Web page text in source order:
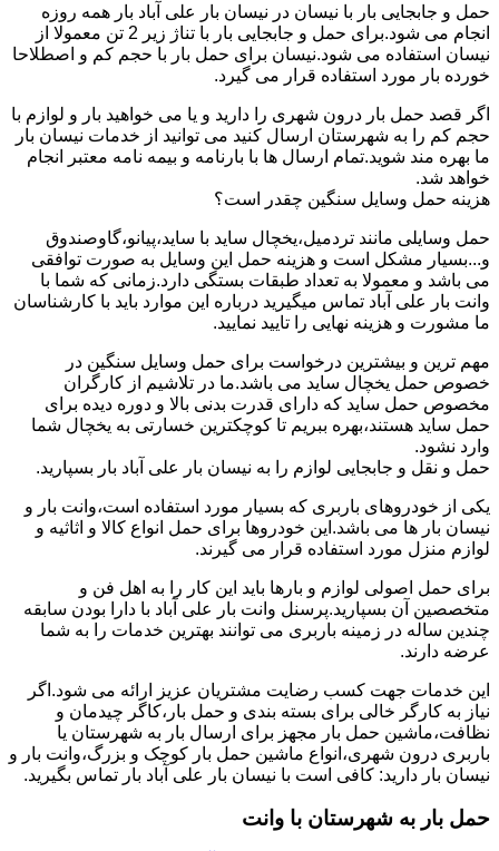
حمل و جابجایی بار با نیسان در نیسان بار علی آباد بار همه روزه
انجام می شود.برای حمل و جابجایی بار با تناژ زیر 2 تن معمولا از
نیسان استفاده می شود.نیسان برای حمل بار با حجم کم و اصطلاحا
خورده بار مورد استفاده قرار می گیرد.
اگر قصد حمل بار درون شهری را دارید و یا می خواهید بار و لوازم با
حجم کم را به شهرستان ارسال کنید می توانید از خدمات نیسان بار
ما بهره مند شوید.تمام ارسال ها با بارنامه و بیمه نامه معتبر انجام
خواهد شد.
هزینه حمل وسایل سنگین چقدر است؟
حمل وسایلی مانند تردمیل،یخچال ساید با ساید،پیانو،گاوصندوق
و...بسیار مشکل است و هزینه حمل این وسایل به صورت توافقی
می باشد و معمولا به تعداد طبقات بستگی دارد.زمانی که شما با
وانت بار علی آباد تماس میگیرید درباره این موارد باید با کارشناسان
ما مشورت و هزینه نهایی را تایید نمایید.
مهم ترین و بیشترین درخواست برای حمل وسایل سنگین در
خصوص حمل یخچال ساید می باشد.ما در تلاشیم از کارگران
مخصوص حمل ساید که دارای قدرت بدنی بالا و دوره دیده برای
حمل ساید هستند،بهره ببریم تا کوچکترین خسارتی به یخچال شما
وارد نشود.
حمل و نقل و جابجایی لوازم را به نیسان بار علی آباد بار بسپارید.
یکی از خودروهای باربری که بسیار مورد استفاده است،وانت بار و
نیسان بار ها می باشد.این خودروها برای حمل انواع کالا و اثاثیه و
لوازم منزل مورد استفاده قرار می گیرند.
برای حمل اصولی لوازم و بارها باید این کار را به اهل فن و
متخصصین آن بسپارید.پرسنل وانت بار علی آباد با دارا بودن سابقه
چندین ساله در زمینه باربری می توانند بهترین خدمات را به شما
عرضه دارند.
این خدمات جهت کسب رضایت مشتریان عزیز ارائه می شود.اگر
نیاز به کارگر خالی برای بسته بندی و حمل بار،کاگر چیدمان و
نظافت،ماشین حمل بار مجهز برای ارسال بار به شهرستان یا
باربری درون شهری،انواع ماشین حمل بار کوچک و بزرگ،وانت بار و
نیسان بار دارید: کافی است با نیسان بار علی آباد بار تماس بگیرید.
حمل بار به شهرستان با وانت